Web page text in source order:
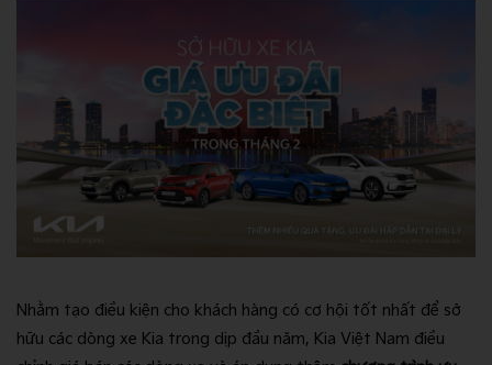
Nhằm tạo điều kiện cho khách hàng có cơ hội tốt nhất để sở
hữu các dòng xe Kia trong dịp đầu năm, Kia Việt Nam điều